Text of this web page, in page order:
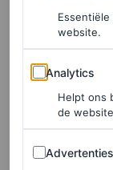
website.
Analytics
Analytics
Helpt ons
de
Advertenties
Advertenties